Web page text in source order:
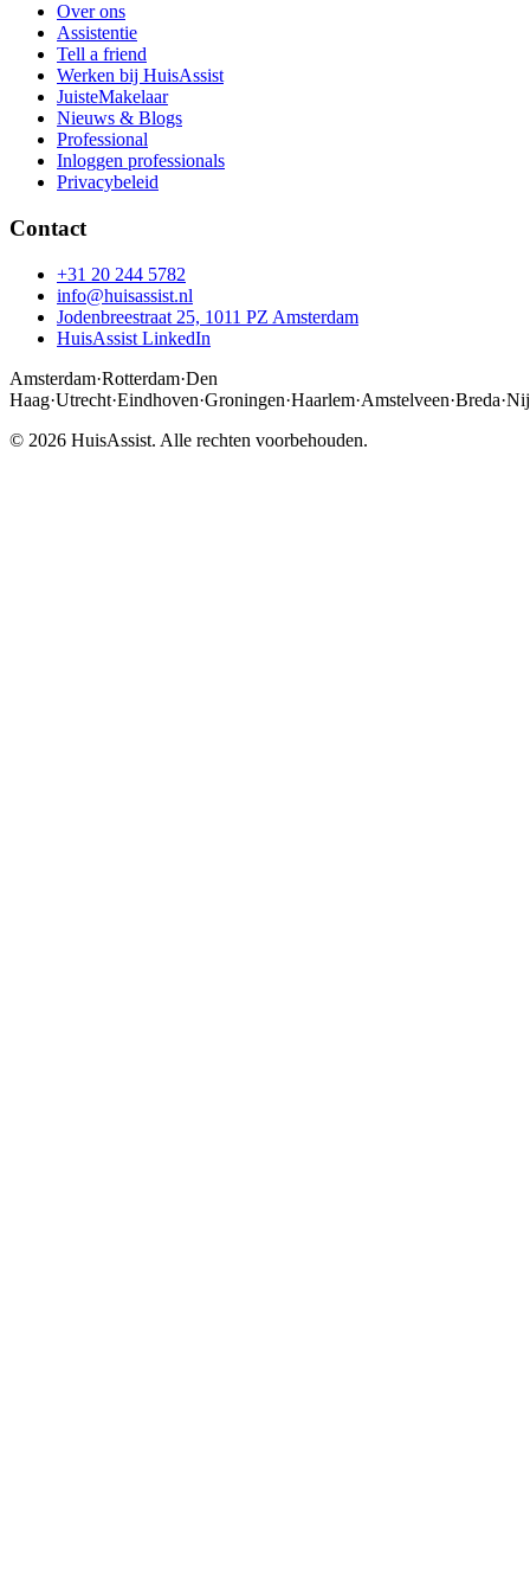
Over ons
Assistentie
Tell a friend
Werken bij HuisAssist
JuisteMakelaar
Nieuws & Blogs
Professional
Inloggen professionals
Privacybeleid
Contact
+31 20 244 5782
info@huisassist.nl
Jodenbreestraat 25, 1011 PZ Amsterdam
HuisAssist LinkedIn
Amsterdam·Rotterdam·Den
Haag·Utrecht·Eindhoven·Groningen·Haarlem·Amstelveen·Breda·
© 2026 HuisAssist. Alle rechten voorbehouden.